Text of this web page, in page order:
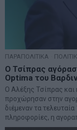
ΠΑΡΑΠΟΛΙΤΙΚΑ
Ο Τσίπρας
Optima του
Ο Αλέξης Τσίπρας
προχώρησαν στην
διέμεναν τα
πληροφορίες, η